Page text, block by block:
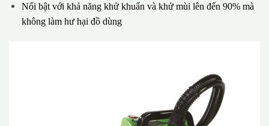
Nổi bật với khả năng khử khuẩn và khử mùi lên đến 90% mà
không làm hư hại đồ dùng